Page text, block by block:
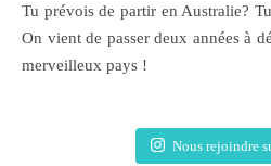
Tu prévois de partir en Australie?
On vient de passer deux années à
merveilleux pays !
Nous rejoindre